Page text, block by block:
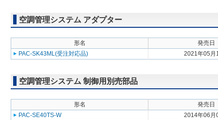
空調管理システム アダプター
形名
発売日
PAC-SK43ML(受注対応品)
2021年05月
空調管理システム 制御用別売部品
形名
発売日
PAC-SE40TS-W
2014年06月